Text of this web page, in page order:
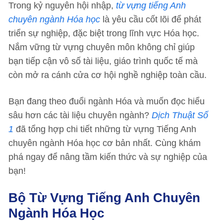
Trong kỷ nguyên hội nhập, từ vựng tiếng Anh
chuyên ngành Hóa học là yêu cầu cốt lõi để phát
triển sự nghiệp, đặc biệt trong lĩnh vực Hóa học.
Nắm vững từ vựng chuyên môn không chỉ giúp
bạn tiếp cận vô số tài liệu, giáo trình quốc tế mà
còn mở ra cánh cửa cơ hội nghề nghiệp toàn cầu.
Bạn đang theo đuổi ngành Hóa và muốn đọc hiểu
sâu hơn các tài liệu chuyên ngành? Dịch Thuật Số
1 đã tổng hợp chi tiết những từ vựng Tiếng Anh
chuyên ngành Hóa học cơ bản nhất. Cùng khám
phá ngay để nâng tầm kiến thức và sự nghiệp của
bạn!
Bộ Từ Vựng Tiếng Anh Chuyên
Ngành Hóa Học